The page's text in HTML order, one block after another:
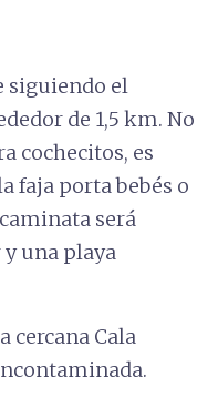
siguiendo el
de 1,5 km. No
cochecitos, es
faja porta bebés o
será
una playa
cercana Cala